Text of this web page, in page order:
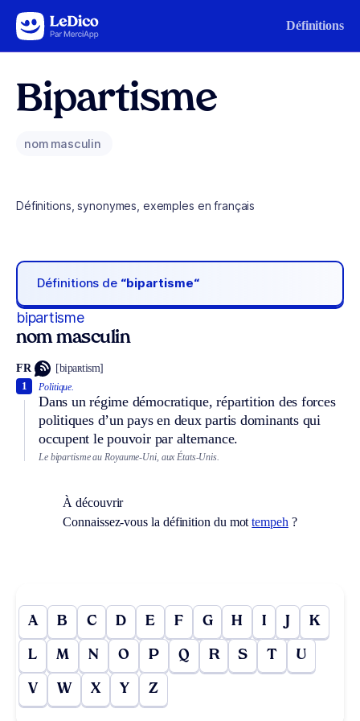
Aller au contenu Définitions
Bipartisme
nom masculin
Définitions, synonymes, exemples en français
Définitions de “bipartisme“
bipartisme
nom masculin
FR [bipaʀtism]
Politique.
Dans un régime démocratique, répartition des forces
politiques d’un pays en deux partis dominants qui
occupent le pouvoir par alternance.
1
Le bipartisme au Royaume-Uni, aux États-Unis.
À découvrir
Connaissez-vous la définition du mottempeh ?
A B C D E F G H I J K
L M N O P Q R S T U
V W X Y Z